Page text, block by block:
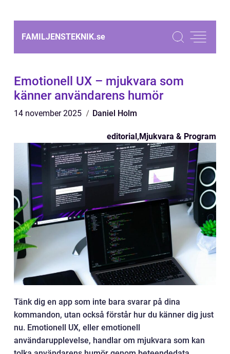
FAMILJENSTEKNIK.se
Emotionell UX – mjukvara som
känner användarens humör
14 november 2025 Daniel Holm
editorial,Mjukvara & Program
Tänk dig en app som inte bara svarar på dina
kommandon, utan också förstår hur du känner dig just
nu. Emotionell UX, eller emotionell
användarupplevelse, handlar om mjukvara som kan